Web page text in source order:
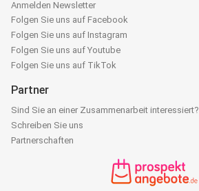
Anmelden Newsletter
Folgen Sie uns auf Facebook
Folgen Sie uns auf Instagram
Folgen Sie uns auf Youtube
Folgen Sie uns auf TikTok
Partner
Sind Sie an einer Zusammenarbeit interessiert?
Schreiben Sie uns
Partnerschaften